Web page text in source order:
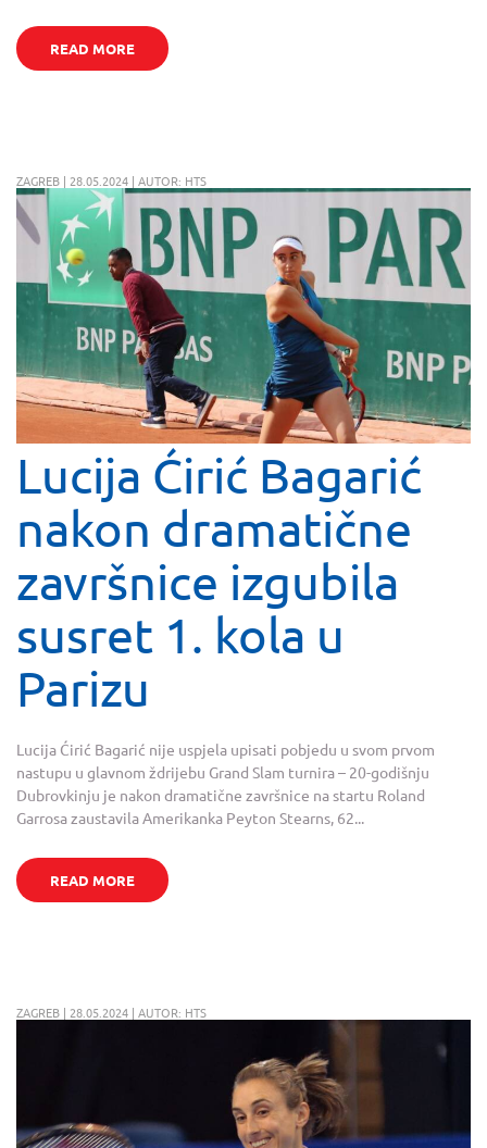
READ MORE
ZAGREB | 28.05.2024 | AUTOR: HTS
Lucija Ćirić Bagarić
nakon dramatične
završnice izgubila
susret 1. kola u
Parizu
Lucija Ćirić Bagarić nije uspjela upisati pobjedu u svom prvom
nastupu u glavnom ždrijebu Grand Slam turnira – 20-godišnju
Dubrovkinju je nakon dramatične završnice na startu Roland
Garrosa zaustavila Amerikanka Peyton Stearns, 62...
READ MORE
ZAGREB | 28.05.2024 | AUTOR: HTS